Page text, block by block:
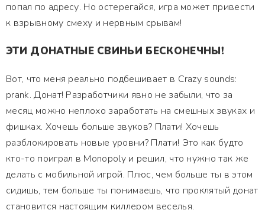
попал по адресу. Но остерегайся, игра может привести
к взрывному смеху и нервным срывам!
ЭТИ ДОНАТНЫЕ СВИНЬИ БЕСКОНЕЧНЫ!
Вот, что меня реально подбешивает в Crazy sounds:
prank. Донат! Разработчики явно не забыли, что за
месяц можно неплохо заработать на смешных звуках и
фишках. Хочешь больше звуков? Плати! Хочешь
разблокировать новые уровни? Плати! Это как будто
кто-то поиграл в Monopoly и решил, что нужно так же
делать с мобильной игрой. Плюс, чем больше ты в этом
сидишь, тем больше ты понимаешь, что проклятый донат
становится настоящим киллером веселья.